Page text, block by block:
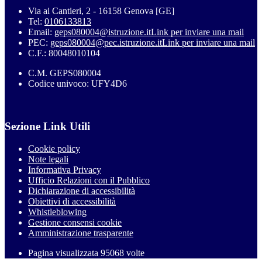
Via ai Cantieri, 2 - 16158 Genova [GE]
Tel: 0106133813
Email: geps080004@istruzione.itLink per inviare una mail
PEC: geps080004@pec.istruzione.itLink per inviare una mail
C.F.: 80048010104
C.M. GEPS080004
Codice univoco: UFY4D6
Sezione Link Utili
Cookie policy
Note legali
Informativa Privacy
Ufficio Relazioni con il Pubblico
Dichiarazione di accessibilità
Obiettivi di accessibilità
Whistleblowing
Gestione consensi cookie
Amministrazione trasparente
Pagina visualizzata 95068 volte